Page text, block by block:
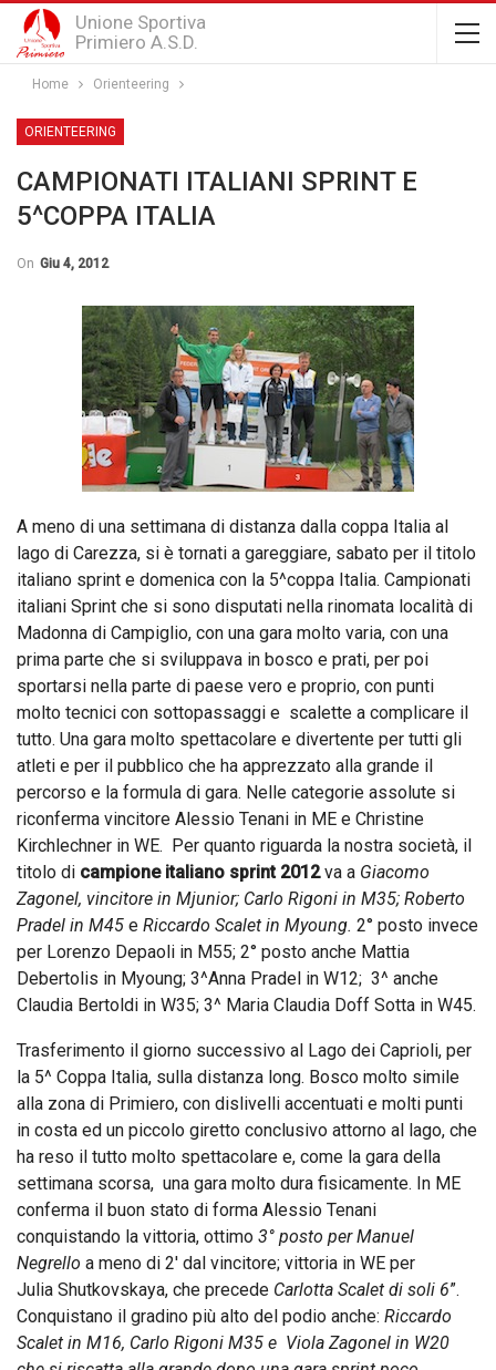
Unione Sportiva
Primiero A.S.D.
Home Orienteering
ORIENTEERING
CAMPIONATI ITALIANI SPRINT E
5^COPPA ITALIA
On Giu 4, 2012
A meno di una settimana di distanza dalla coppa Italia al
lago di Carezza, si è tornati a gareggiare, sabato per il titolo
italiano sprint e domenica con la 5^coppa Italia. Campionati
italiani Sprint che si sono disputati nella rinomata località di
Madonna di Campiglio, con una gara molto varia, con una
prima parte che si sviluppava in bosco e prati, per poi
sportarsi nella parte di paese vero e proprio, con punti
molto tecnici con sottopassaggi e scalette a complicare il
tutto. Una gara molto spettacolare e divertente per tutti gli
atleti e per il pubblico che ha apprezzato alla grande il
percorso e la formula di gara. Nelle categorie assolute si
riconferma vincitore Alessio Tenani in ME e Christine
Kirchlechner in WE. Per quanto riguarda la nostra società, il
titolo di campione italiano sprint 2012va a Giacomo
Zagonel, vincitore in Mjunior; Carlo Rigoni in M35; Roberto
Pradel in M45 e Riccardo Scalet in Myoung. 2° posto invece
per Lorenzo Depaoli in M55; 2° posto anche Mattia
Debertolis in Myoung; 3^Anna Pradel in W12; 3^ anche
Claudia Bertoldi in W35; 3^ Maria Claudia Doff Sotta in W45.
Trasferimento il giorno successivo al Lago dei Caprioli, per
la 5^ Coppa Italia, sulla distanza long. Bosco molto simile
alla zona di Primiero, con dislivelli accentuati e molti punti
in costa ed un piccolo giretto conclusivo attorno al lago, che
ha reso il tutto molto spettacolare e, come la gara della
settimana scorsa, una gara molto dura fisicamente. In ME
conferma il buon stato di forma Alessio Tenani
conquistando la vittoria, ottimo 3° posto per Manuel
Negrello a meno di 2′ dal vincitore; vittoria in WE per
Julia Shutkovskaya, che precede Carlotta Scalet di soli 6”.
Conquistano il gradino più alto del podio anche: Riccardo
Scalet in M16, Carlo Rigoni M35 e Viola Zagonel in W20